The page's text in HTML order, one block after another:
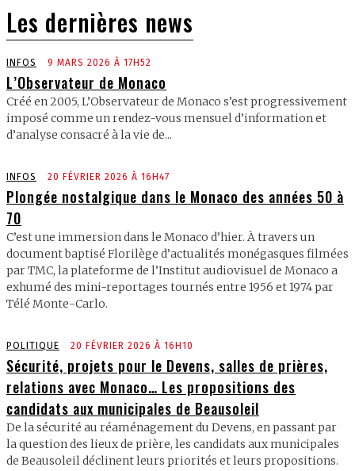
Les dernières news
INFOS 9 MARS 2026 À 17H52
L’Observateur de Monaco
Créé en 2005, L’Observateur de Monaco s’est progressivement
imposé comme un rendez-vous mensuel d’information et
d’analyse consacré à la vie de...
INFOS 20 FÉVRIER 2026 À 16H47
Plongée nostalgique dans le Monaco des années 50 à
70
C’est une immersion dans le Monaco d’hier. À travers un
document baptisé Florilège d’actualités monégasques filmées
par TMC, la plateforme de l’Institut audiovisuel de Monaco a
exhumé des mini-reportages tournés entre 1956 et 1974 par
Télé Monte-Carlo.
POLITIQUE 20 FÉVRIER 2026 À 16H10
Sécurité, projets pour le Devens, salles de prières,
relations avec Monaco… Les propositions des
candidats aux municipales de Beausoleil
De la sécurité au réaménagement du Devens, en passant par
la question des lieux de prière, les candidats aux municipales
de Beausoleil déclinent leurs priorités et leurs propositions.